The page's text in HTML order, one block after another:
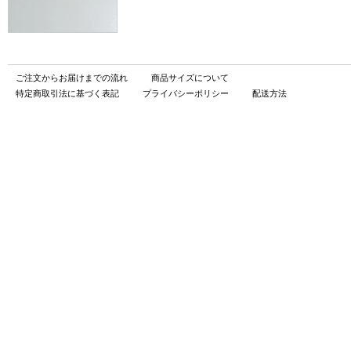
ご注文からお届けまでの流れ
商品サイズについて
特定商取引法に基づく表記
プライバシーポリシー 配送方法